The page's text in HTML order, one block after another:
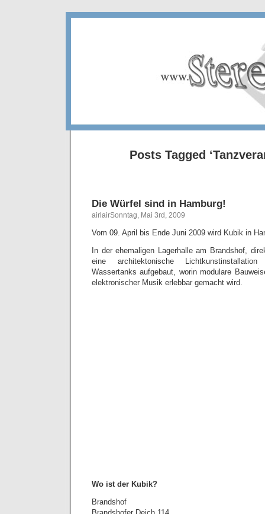
Posts Tagged
Die Würfel sind in Hamburg!
airlairSonntag, Mai 3rd, 2009
Vom 09. April bis Ende Juni 2009 wird Kubik in
In der ehemaligen Lagerhalle am Brandshof,
eine architektonische
Wassertanks aufgebaut, worin modulare
elektronischer Musik erlebbar gemacht wird.
Wo ist der Kubik?
Brandshof